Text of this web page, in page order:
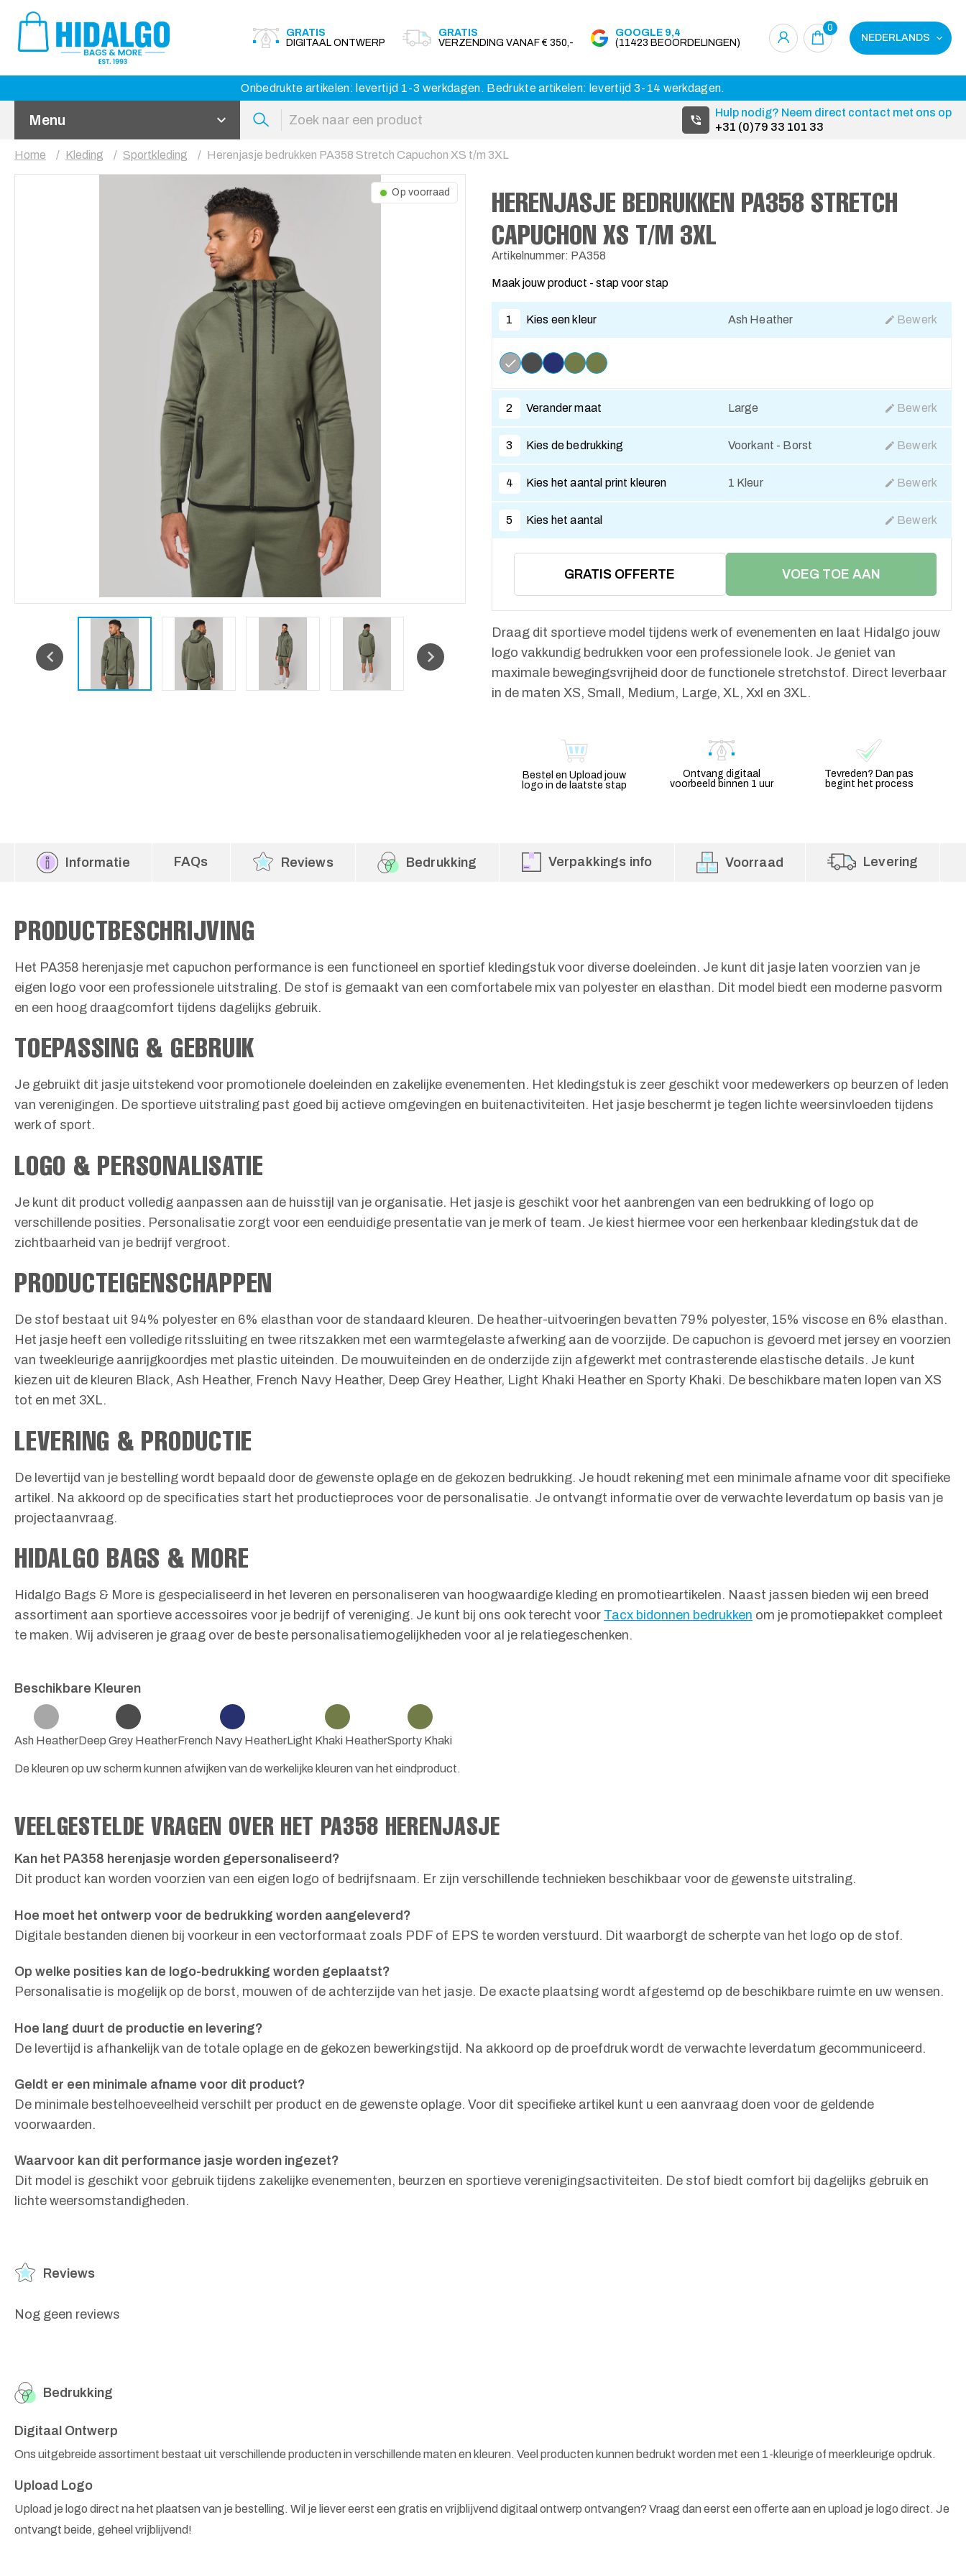
GRATIS
DIGITAAL ONTWERP
GRATIS
VERZENDING VANAF € 350,-
GOOGLE 9,4
(11423 BEOORDELINGEN)
0
NEDERLANDS
Onbedrukte artikelen: levertijd 1-3 werkdagen. Bedrukte artikelen: levertijd 3-14 werkdagen.
Menu
Hulp nodig? Neem direct contact met ons op
+31 (0)79 33 101 33
Home Kleding Sportkleding Herenjasje bedrukken PA358 Stretch Capuchon XS t/m 3XL
Op voorraad
HERENJASJE BEDRUKKEN PA358 STRETCH
CAPUCHON XS T/M 3XL
Artikelnummer: PA358
Maak jouw product - stap voor stap
1 Kies een kleur Ash Heather Bewerk
2 Verander maat Large Bewerk
3 Kies de bedrukking Voorkant - Borst Bewerk
4 Kies het aantal print kleuren 1 Kleur Bewerk
5 Kies het aantal Bewerk
GRATIS OFFERTE VOEG TOE AAN
Draag dit sportieve model tijdens werk of evenementen en laat Hidalgo jouw
logo vakkundig bedrukken voor een professionele look. Je geniet van
maximale bewegingsvrijheid door de functionele stretchstof. Direct leverbaar
in de maten XS, Small, Medium, Large, XL, Xxl en 3XL.
Bestel en Upload jouw
logo in de laatste stap
Ontvang digitaal
voorbeeld binnen 1 uur
Tevreden? Dan pas
begint het process
Informatie FAQs Reviews Bedrukking Verpakkings info Voorraad Levering
PRODUCTBESCHRIJVING
Het PA358 herenjasje met capuchon performance is een functioneel en sportief kledingstuk voor diverse doeleinden. Je kunt dit jasje laten voorzien van je
eigen logo voor een professionele uitstraling. De stof is gemaakt van een comfortabele mix van polyester en elasthan. Dit model biedt een moderne pasvorm
en een hoog draagcomfort tijdens dagelijks gebruik.
TOEPASSING & GEBRUIK
Je gebruikt dit jasje uitstekend voor promotionele doeleinden en zakelijke evenementen. Het kledingstuk is zeer geschikt voor medewerkers op beurzen of leden
van verenigingen. De sportieve uitstraling past goed bij actieve omgevingen en buitenactiviteiten. Het jasje beschermt je tegen lichte weersinvloeden tijdens
werk of sport.
LOGO & PERSONALISATIE
Je kunt dit product volledig aanpassen aan de huisstijl van je organisatie. Het jasje is geschikt voor het aanbrengen van een bedrukking of logo op
verschillende posities. Personalisatie zorgt voor een eenduidige presentatie van je merk of team. Je kiest hiermee voor een herkenbaar kledingstuk dat de
zichtbaarheid van je bedrijf vergroot.
PRODUCTEIGENSCHAPPEN
De stof bestaat uit 94% polyester en 6% elasthan voor de standaard kleuren. De heather-uitvoeringen bevatten 79% polyester, 15% viscose en 6% elasthan.
Het jasje heeft een volledige ritssluiting en twee ritszakken met een warmtegelaste afwerking aan de voorzijde. De capuchon is gevoerd met jersey en voorzien
van tweekleurige aanrijgkoordjes met plastic uiteinden. De mouwuiteinden en de onderzijde zijn afgewerkt met contrasterende elastische details. Je kunt
kiezen uit de kleuren Black, Ash Heather, French Navy Heather, Deep Grey Heather, Light Khaki Heather en Sporty Khaki. De beschikbare maten lopen van XS
tot en met 3XL.
LEVERING & PRODUCTIE
De levertijd van je bestelling wordt bepaald door de gewenste oplage en de gekozen bedrukking. Je houdt rekening met een minimale afname voor dit specifieke
artikel. Na akkoord op de specificaties start het productieproces voor de personalisatie. Je ontvangt informatie over de verwachte leverdatum op basis van je
projectaanvraag.
HIDALGO BAGS & MORE
Hidalgo Bags & More is gespecialiseerd in het leveren en personaliseren van hoogwaardige kleding en promotieartikelen. Naast jassen bieden wij een breed
assortiment aan sportieve accessoires voor je bedrijf of vereniging. Je kunt bij ons ook terecht voor Tacx bidonnen bedrukken om je promotiepakket compleet
te maken. Wij adviseren je graag over de beste personalisatiemogelijkheden voor al je relatiegeschenken.
Beschikbare Kleuren
Ash HeatherDeep Grey HeatherFrench Navy HeatherLight Khaki HeatherSporty Khaki
De kleuren op uw scherm kunnen afwijken van de werkelijke kleuren van het eindproduct.
VEELGESTELDE VRAGEN OVER HET PA358 HERENJASJE
Kan het PA358 herenjasje worden gepersonaliseerd?
Dit product kan worden voorzien van een eigen logo of bedrijfsnaam. Er zijn verschillende technieken beschikbaar voor de gewenste uitstraling.
Hoe moet het ontwerp voor de bedrukking worden aangeleverd?
Digitale bestanden dienen bij voorkeur in een vectorformaat zoals PDF of EPS te worden verstuurd. Dit waarborgt de scherpte van het logo op de stof.
Op welke posities kan de logo-bedrukking worden geplaatst?
Personalisatie is mogelijk op de borst, mouwen of de achterzijde van het jasje. De exacte plaatsing wordt afgestemd op de beschikbare ruimte en uw wensen.
Hoe lang duurt de productie en levering?
De levertijd is afhankelijk van de totale oplage en de gekozen bewerkingstijd. Na akkoord op de proefdruk wordt de verwachte leverdatum gecommuniceerd.
Geldt er een minimale afname voor dit product?
De minimale bestelhoeveelheid verschilt per product en de gewenste oplage. Voor dit specifieke artikel kunt u een aanvraag doen voor de geldende
voorwaarden.
Waarvoor kan dit performance jasje worden ingezet?
Dit model is geschikt voor gebruik tijdens zakelijke evenementen, beurzen en sportieve verenigingsactiviteiten. De stof biedt comfort bij dagelijks gebruik en
lichte weersomstandigheden.
Reviews
Nog geen reviews
Bedrukking
Digitaal Ontwerp
Ons uitgebreide assortiment bestaat uit verschillende producten in verschillende maten en kleuren. Veel producten kunnen bedrukt worden met een 1-kleurige of meerkleurige opdruk.
Upload Logo
Upload je logo direct na het plaatsen van je bestelling. Wil je liever eerst een gratis en vrijblijvend digitaal ontwerp ontvangen? Vraag dan eerst een offerte aan en upload je logo direct. Je
ontvangt beide, geheel vrijblijvend!